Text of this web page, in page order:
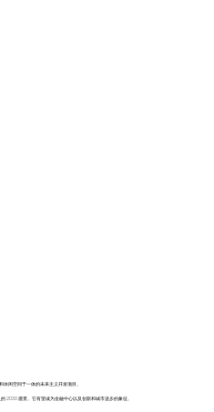
闲空间于一体的未来主义开发项目。
2030 愿景。它有望成为金融中心以及创新和城市进步的象征。